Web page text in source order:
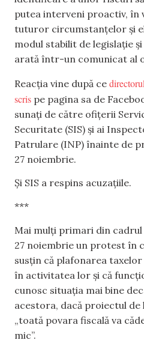
putea interveni proactiv, în
tuturor circumstanțelor și
modul stabilit de legislație
arată într-un comunicat al
Reacția vine după ce
scris pe pagina sa de
sunați de către ofițerii
Securitate (SIS) și ai
Patrulare (INP) înainte de
27 noiembrie.
Și SIS a respins acuzațiile.
***
Mai mulți primari din
27 noiembrie un protest în
susțin că plafonarea
în activitatea lor și că
cunosc situația mai bine
acestora, dacă proiectul de
„toată povara fiscală va
mic”.